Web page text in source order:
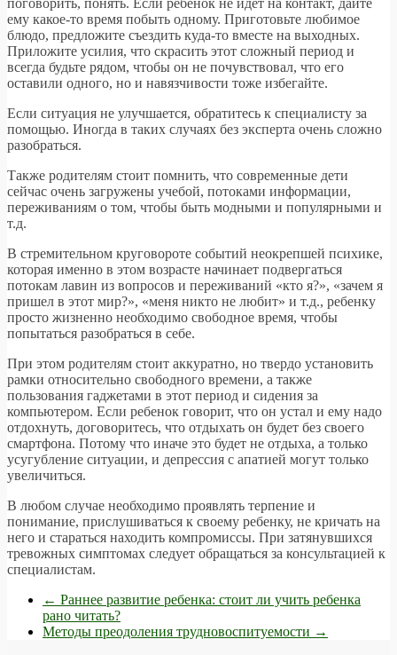
ему какое-то время побыть одному. Приготовьте любимое
блюдо, предложите съездить куда-то вместе на выходных.
Приложите усилия, что скрасить этот сложный период и
всегда будьте рядом, чтобы он не почувствовал, что его
оставили одного, но и навязчивости тоже избегайте.
Если ситуация не улучшается, обратитесь к специалисту за
помощью. Иногда в таких случаях без эксперта очень сложно
разобраться.
Также родителям стоит помнить, что современные дети
сейчас очень загружены учебой, потоками информации,
переживаниям о том, чтобы быть модными и популярными и
т.д.
В стремительном круговороте событий неокрепшей психике,
которая именно в этом возрасте начинает подвергаться
потокам лавин из вопросов и переживаний «кто я?», «зачем я
пришел в этот мир?», «меня никто не любит» и т.д., ребенку
просто жизненно необходимо свободное время, чтобы
попытаться разобраться в себе.
При этом родителям стоит аккуратно, но твердо установить
рамки относительно свободного времени, а также
пользования гаджетами в этот период и сидения за
компьютером. Если ребенок говорит, что он устал и ему надо
отдохнуть, договоритесь, что отдыхать он будет без своего
смартфона. Потому что иначе это будет не отдыха, а только
усугубление ситуации, и депрессия с апатией могут только
увеличиться.
В любом случае необходимо проявлять терпение и
понимание, прислушиваться к своему ребенку, не кричать на
него и стараться находить компромиссы. При затянувшихся
тревожных симптомах следует обращаться за консультацией к
специалистам.
← Раннее развитие ребенка: стоит ли учить ребенка
рано читать?
Методы преодоления трудновоспитуемости →